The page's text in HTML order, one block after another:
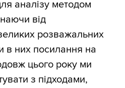
аналізу методом
від
розважальних
в них посилання на
цього року ми
з підходами,